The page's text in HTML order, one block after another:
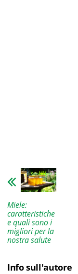
Miele:
caratteristiche
e quali sono i
migliori per la
nostra salute
Info sull'autore